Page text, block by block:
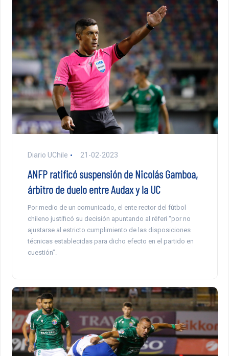
Diario UChile 21-02-2023
ANFP ratificó suspensión de Nicolás Gamboa,
árbitro de duelo entre Audax y la UC
Por medio de un comunicado, el ente rector del fútbol
chileno justificó su decisión apuntando al réferi “por no
ajustarse al estricto cumplimiento de las disposiciones
técnicas establecidas para dicho efecto en el partido en
cuestión”.